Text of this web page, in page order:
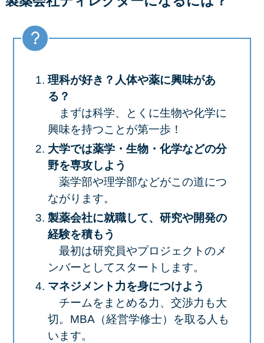
理科が好き？人体や薬に興味があ
る？
まずは科学、とくに生物や化学に
興味を持つことが第一歩！
大学では薬学・生物・化学などの分
野を専攻しよう
薬学部や理学部などがこの道につ
ながります。
製薬会社に就職して、研究や開発の
経験を積もう
最初は研究員やプロジェクトのメ
ンバーとしてスタートします。
マネジメント力を身につけよう
チームをまとめる力、交渉力も大
切。MBA（経営学修士）を取る人も
います。